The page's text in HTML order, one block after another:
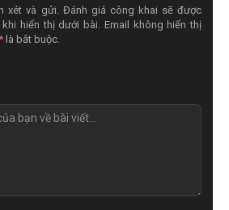
xét và gửi. Đánh giá công khai sẽ được
hiển thị dưới bài. Email không hiển thị
là bắt buộc.
N
é